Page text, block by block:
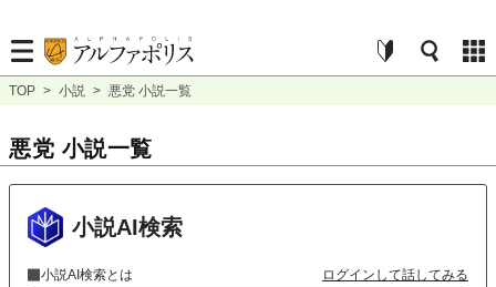
TOP > 小説 > 悪党 小説一覧
悪党 小説一覧
小説AI検索
小説AI検索とは ログインして話してみる